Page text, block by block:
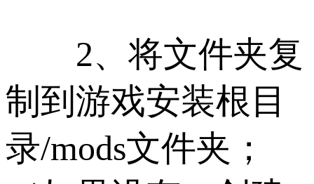
2、将文件夹复
制到游戏安装根目
录/mods文件夹；